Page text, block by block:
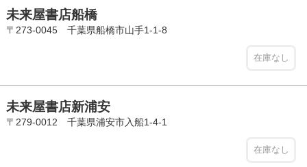
未来屋書店船橋
〒273-0045 千葉県船橋市山手1-1-8
在庫なし
未来屋書店新浦安
〒279-0012 千葉県浦安市入船1-4-1
在庫なし